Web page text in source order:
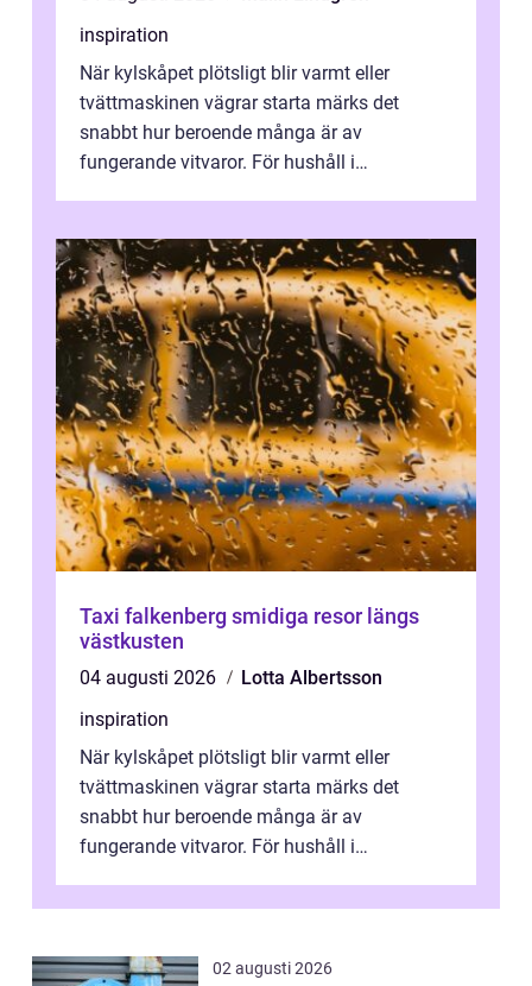
inspiration
När kylskåpet plötsligt blir varmt eller
tvättmaskinen vägrar starta märks det
snabbt hur beroende många är av
fungerande vitvaror. För hushåll i
Taxi falkenberg smidiga resor längs
västkusten
04 augusti 2026
Lotta Albertsson
inspiration
När kylskåpet plötsligt blir varmt eller
tvättmaskinen vägrar starta märks det
snabbt hur beroende många är av
fungerande vitvaror. För hushåll i
vitvaruservice en...
02 augusti 2026